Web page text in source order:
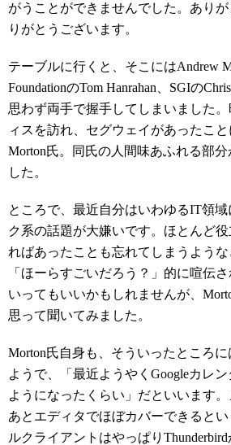
がうことができませんでした。あり
りがとうございます。
テーブルに行くと、そこにはAndrew
FoundationのTom Hanrahan、SGIの
思わず両手で握手してしまいました
ィスを訪れ、セグウェイがあったこ
Morton氏。同氏の人間味あふれる部
した。
ところで、最近自分はいわゆるIT領
ク系の話題が大嫌いです。ほとんど
ればあったことも忘れてしまうよう
「ほーらすごいだろう？」的に喧伝
いってもいいかもしれませんが、
思って聞いてみました。
Morton氏自身も、そういったところ
ようで、「最近ようやくGoogleカレ
ようになったくらい」だといいます。
あとエディタでほぼカバーできると
ルクライアントはやっぱりThunderbird